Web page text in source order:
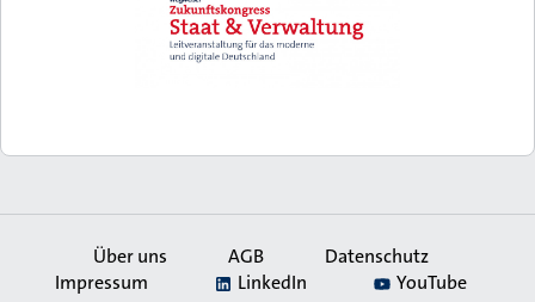
Secondary
Über uns AGB
Datenschutz
Impressum
LinkedIn
YouTube